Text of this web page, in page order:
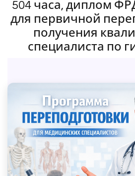
504 часа, диплом
для первичной
получения
специалиста по